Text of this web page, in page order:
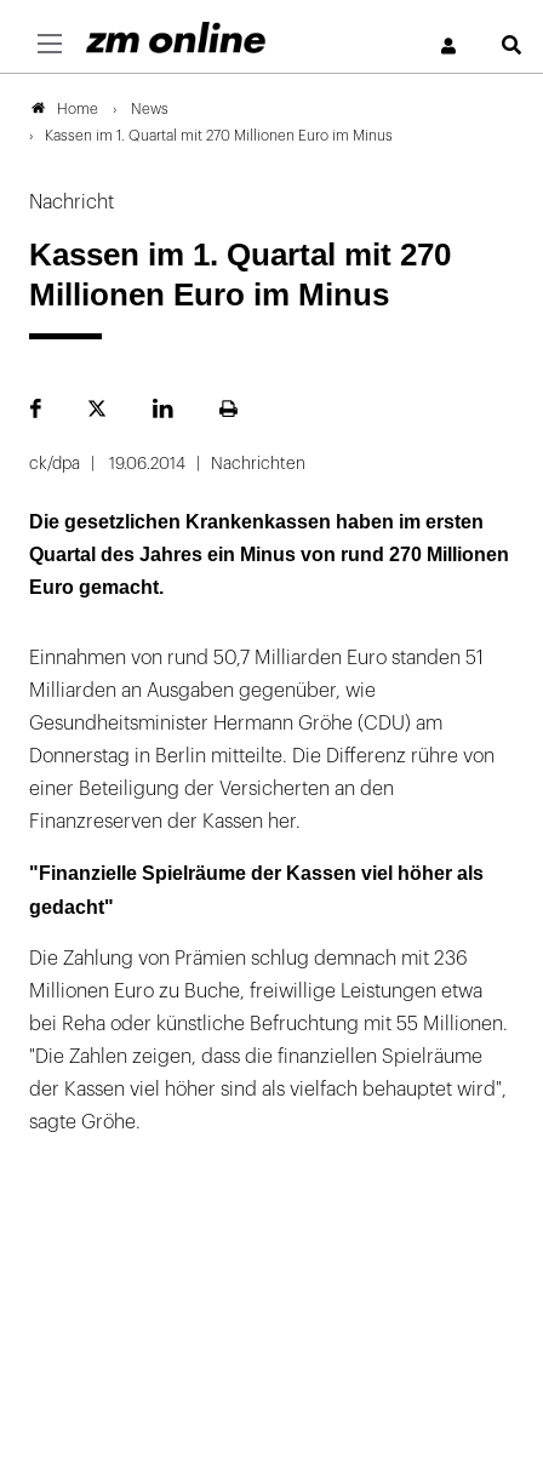
Home
News
Kassen im 1. Quartal mit 270 Millionen Euro im Minus
Nachricht
Kassen im 1. Quartal mit 270
Millionen Euro im Minus
FacebookPlattformLinekdInSeite
ck/dpa 19.06.2014 Nachrichten
Die gesetzlichen Krankenkassen haben im ersten
Quartal des Jahres ein Minus von rund 270 Millionen
Euro gemacht.
Einnahmen von rund 50,7 Milliarden Euro standen 51
Milliarden an Ausgaben gegenüber, wie
Gesundheitsminister Hermann Gröhe (CDU) am
Donnerstag in Berlin mitteilte. Die Differenz rühre von
einer Beteiligung der Versicherten an den
Finanzreserven der Kassen her.
"Finanzielle Spielräume der Kassen viel höher als
gedacht"
Die Zahlung von Prämien schlug demnach mit 236
Millionen Euro zu Buche, freiwillige Leistungen etwa
bei Reha oder künstliche Befruchtung mit 55 Millionen.
"Die Zahlen zeigen, dass die finanziellen Spielräume
der Kassen viel höher sind als vielfach behauptet wird",
sagte Gröhe.